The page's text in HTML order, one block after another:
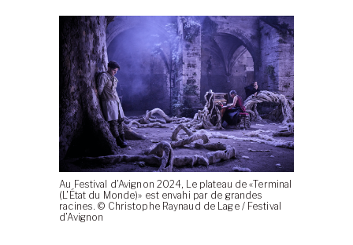
Au Festival d'Avignon 2024, Le plateau de «Terminal
(L'État du Monde)» est envahi par de grandes
racines. © Christophe Raynaud de Lage / Festival
d’Avignon